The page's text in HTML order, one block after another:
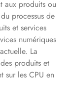
aux produits ou
processus de
et services
numériques
La
produits et
sur les CPU en